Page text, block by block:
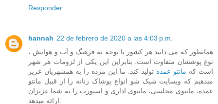
Responder
hannah 22 de febrero de 2020 a las 4:03 p.m.
همانطور که می دانید هر کشور با توجه به فرهنگ و آب و هوایش ،
نوع پوششان متفاوت است. بنابراین این یکی از لزومات هر شهر
است که مانتو عمده تولید کند. ما این مژده را به همشهریان عزیز
میدهیم که وبسایت شیک شو انواع پوشاک زنانه را از قبیل مانتو
عمده، مانتوی مجلسی، مانتوی اداری و اسپورت را به شما عزیزان